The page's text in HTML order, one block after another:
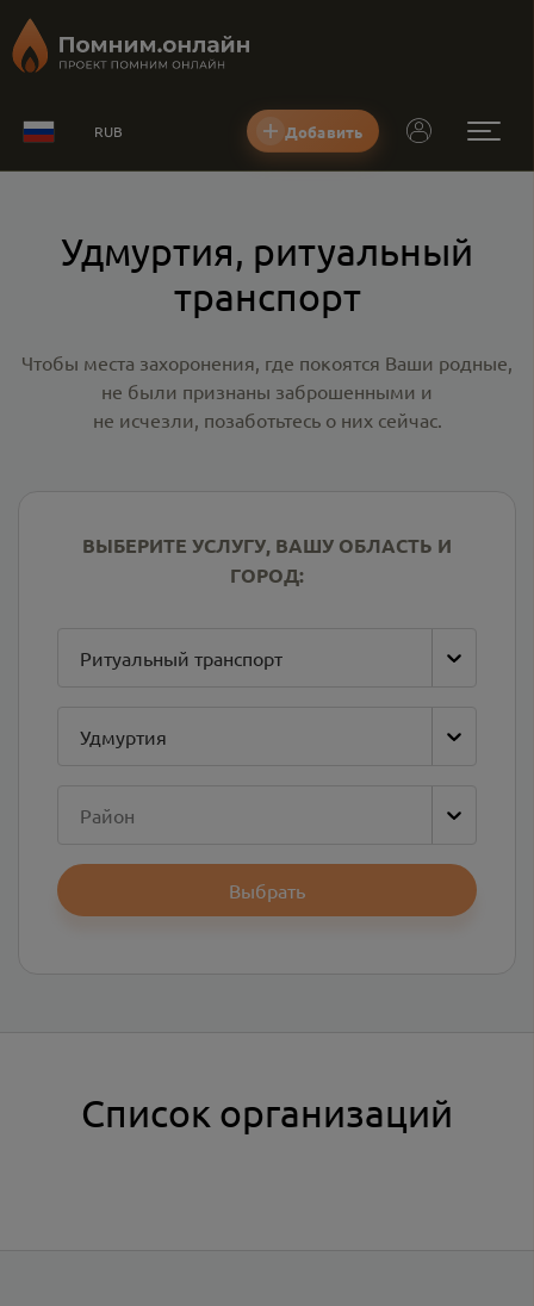
RUB Добавить
Удмуртия, ритуальный
транспорт
Чтобы места захоронения, где покоятся Ваши родные,
не были признаны заброшенными и
не исчезли, позаботьтесь о них сейчас.
ВЫБЕРИТЕ УСЛУГУ, ВАШУ ОБЛАСТЬ И
ГОРОД:
Ритуальный транспорт
Удмуртия
Район
Выбрать
Список организаций